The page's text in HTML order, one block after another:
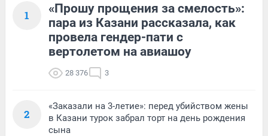
1
«Прошу прощения за смелость»:
пара из Казани рассказала, как
провела гендер-пати с
вертолетом на авиашоу
28 376 3
2
«Заказали на 3-летие»: перед убийством жены
в Казани турок забрал торт на день рождения
сына